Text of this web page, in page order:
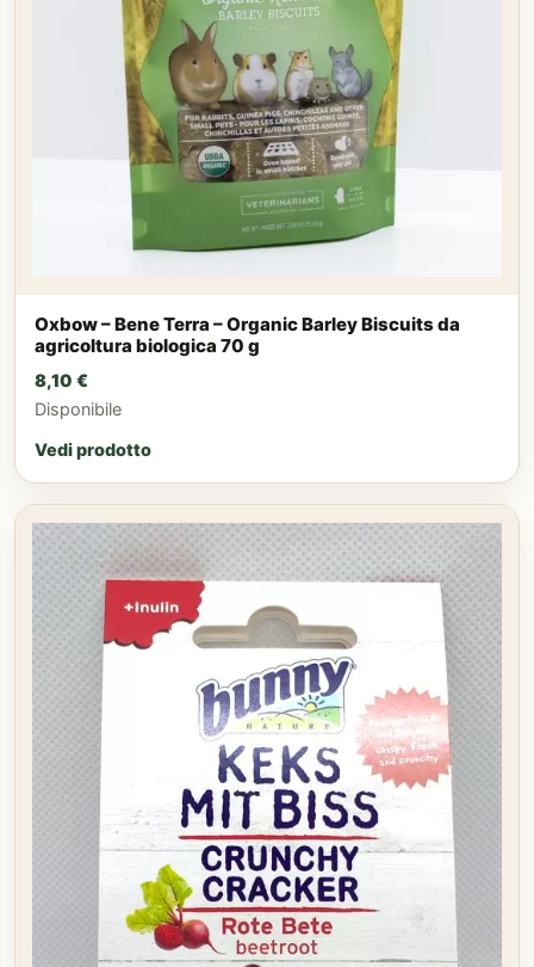
Oxbow – Bene Terra – Organic Barley Biscuits da
agricoltura biologica 70 g
8,10 €
Disponibile
Vedi prodotto